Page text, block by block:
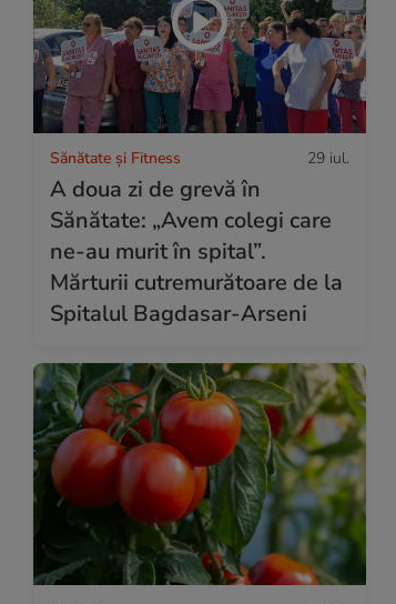
Sănătate și Fitness 29 iul.
A doua zi de grevă în
Sănătate: „Avem colegi care
ne-au murit în spital”.
Mărturii cutremurătoare de la
Spitalul Bagdasar-Arseni